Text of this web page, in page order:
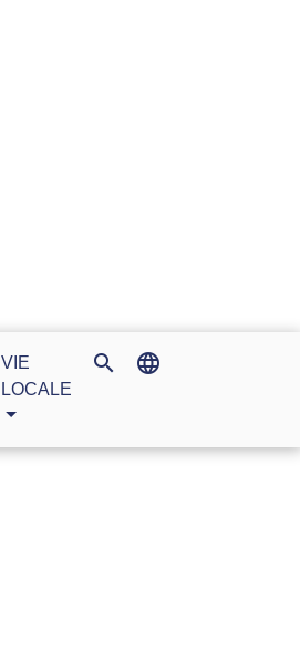
VIE
LOCALE
search language